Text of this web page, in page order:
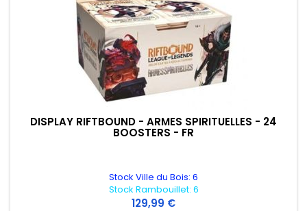
DISPLAY RIFTBOUND - ARMES SPIRITUELLES - 24
BOOSTERS - FR
Stock Ville du Bois: 6
Stock Rambouillet: 6
129,99 €